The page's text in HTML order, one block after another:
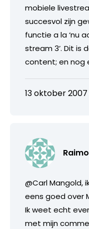
mobiele
succesvol zijn
functie a la ‘nu
stream 3’. Dit is
content; en nog
13 oktober 2007
Raimo
@Carl Mangold,
eens goed over
Ik weet echt
met mijn